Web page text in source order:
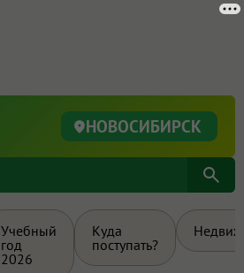
НОВОСИБИРСК
Учебный
год
2026
Куда
поступать?